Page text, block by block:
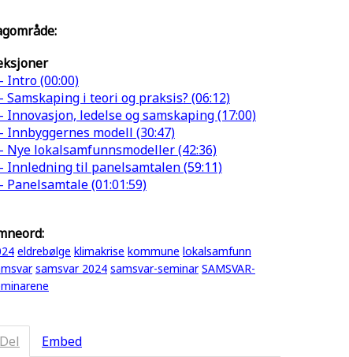
Intro (00:00)
Samskaping i teori og praksis? (06:12)
Innovasjon, ledelse og samskaping (17:00)
Innbyggernes modell (30:47)
Nye lokalsamfunnsmodeller (42:36)
Innledning til panelsamtalen (59:11)
Panelsamtale (01:01:59)
eldrebølge klimakrise kommune lokalsamfunn
samsvar 2024 samsvar-seminar SAMSVAR-
Del Embed